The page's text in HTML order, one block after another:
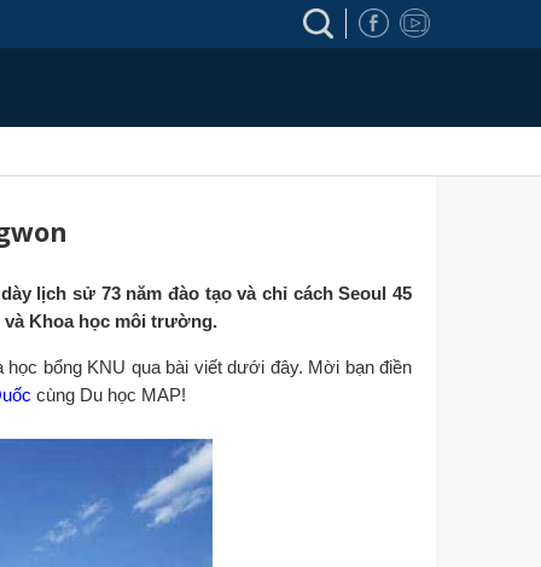
lịch sử 73 năm đào tạo và chỉ cách Seoul 45
và Khoa học môi trường.
bổng KNU qua bài viết dưới đây. Mời bạn điền
cùng Du học MAP!